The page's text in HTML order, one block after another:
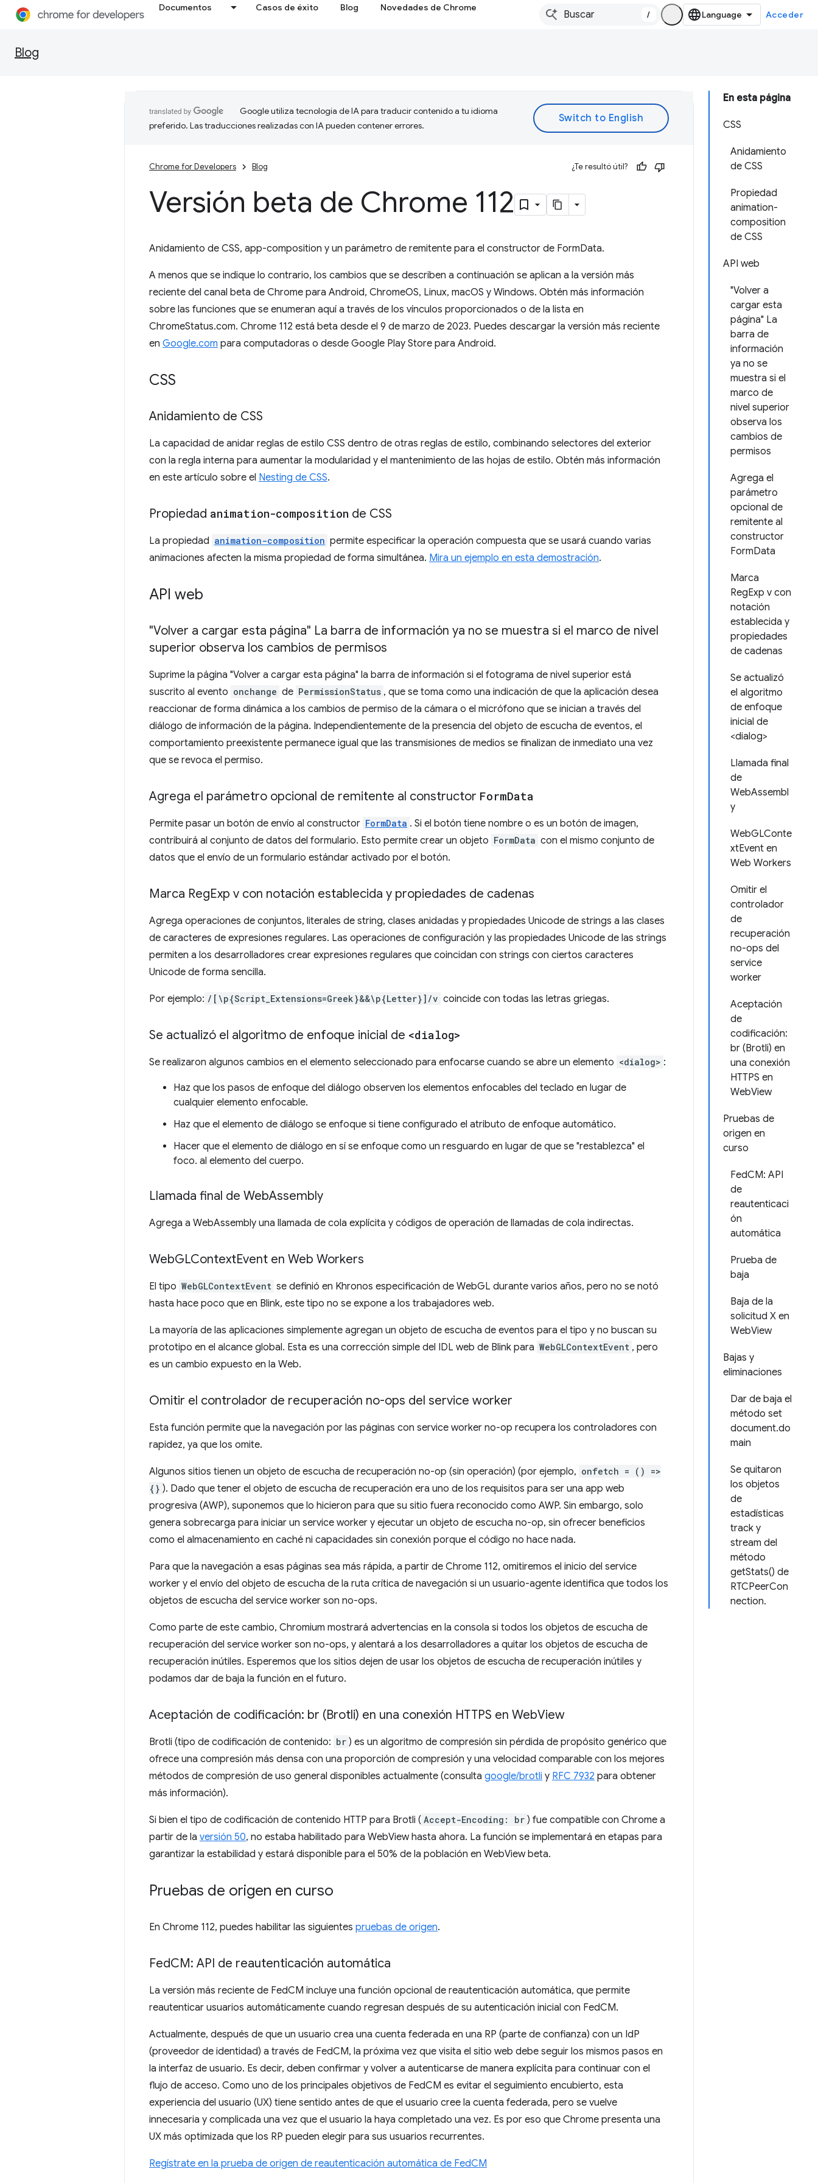
Documentos Casos de éxito Blog Novedades de Chrome
/ Acceder
Blog
En esta página
CSS
Anidamiento
de CSS
Propiedad
animation-
composition
de CSS
API web
"Volver a
cargar esta
página" La
barra de
información
ya no se
muestra si el
marco de
nivel superior
observa los
cambios de
permisos
Agrega el
parámetro
opcional de
remitente al
constructor
FormData
Marca
RegExp v con
notación
establecida y
propiedades
de cadenas
Se actualizó
el algoritmo
de enfoque
inicial de
<dialog>
Llamada final
de
WebAssembl
y
WebGLConte
xtEvent en
Web Workers
Omitir el
controlador
de
recuperación
no-ops del
service
worker
Aceptación
de
codificación:
br (Brotli) en
una conexión
HTTPS en
WebView
Pruebas de
origen en
curso
FedCM: API
de
reautenticaci
ón
automática
Prueba de
baja
Baja de la
solicitud X en
WebView
Bajas y
eliminaciones
Dar de baja el
método set
document.do
main
Se quitaron
los objetos
de
estadísticas
track y
stream del
método
getStats() de
RTCPeerCon
nection.
Google utiliza tecnología de IA para traducir contenido a tu idioma
preferido. Las traducciones realizadas con IA pueden contener errores.
Chrome for Developers Blog ¿Te resultó útil?
Versión beta de Chrome 112
Anidamiento de CSS, app-composition y un parámetro de remitente para el constructor de FormData.
A menos que se indique lo contrario, los cambios que se describen a continuación se aplican a la versión más
reciente del canal beta de Chrome para Android, ChromeOS, Linux, macOS y Windows. Obtén más información
sobre las funciones que se enumeran aquí a través de los vínculos proporcionados o de la lista en
ChromeStatus.com. Chrome 112 está beta desde el 9 de marzo de 2023. Puedes descargar la versión más reciente
en Google.com para computadoras o desde Google Play Store para Android.
CSS
Anidamiento de CSS
La capacidad de anidar reglas de estilo CSS dentro de otras reglas de estilo, combinando selectores del exterior
con la regla interna para aumentar la modularidad y el mantenimiento de las hojas de estilo. Obtén más información
en este artículo sobre el Nesting de CSS.
Propiedad animation-composition de CSS
La propiedad animation-composition permite especificar la operación compuesta que se usará cuando varias
animaciones afecten la misma propiedad de forma simultánea. Mira un ejemplo en esta demostración.
API web
"Volver a cargar esta página" La barra de información ya no se muestra si el marco de nivel
superior observa los cambios de permisos
Suprime la página "Volver a cargar esta página" la barra de información si el fotograma de nivel superior está
suscrito al evento onchange de PermissionStatus , que se toma como una indicación de que la aplicación desea
reaccionar de forma dinámica a los cambios de permiso de la cámara o el micrófono que se inician a través del
diálogo de información de la página. Independientemente de la presencia del objeto de escucha de eventos, el
comportamiento preexistente permanece igual que las transmisiones de medios se finalizan de inmediato una vez
que se revoca el permiso.
Agrega el parámetro opcional de remitente al constructor FormData
Permite pasar un botón de envío al constructor FormData . Si el botón tiene nombre o es un botón de imagen,
contribuirá al conjunto de datos del formulario. Esto permite crear un objeto FormData con el mismo conjunto de
datos que el envío de un formulario estándar activado por el botón.
Marca RegExp v con notación establecida y propiedades de cadenas
Agrega operaciones de conjuntos, literales de string, clases anidadas y propiedades Unicode de strings a las clases
de caracteres de expresiones regulares. Las operaciones de configuración y las propiedades Unicode de las strings
permiten a los desarrolladores crear expresiones regulares que coincidan con strings con ciertos caracteres
Unicode de forma sencilla.
Por ejemplo: /[\p{Script_Extensions=Greek}&&\p{Letter}]/v coincide con todas las letras griegas.
Se actualizó el algoritmo de enfoque inicial de <dialog>
Se realizaron algunos cambios en el elemento seleccionado para enfocarse cuando se abre un elemento <dialog> :
Haz que los pasos de enfoque del diálogo observen los elementos enfocables del teclado en lugar de
cualquier elemento enfocable.
Haz que el elemento de diálogo se enfoque si tiene configurado el atributo de enfoque automático.
Hacer que el elemento de diálogo en sí se enfoque como un resguardo en lugar de que se "restablezca" el
foco. al elemento del cuerpo.
Llamada final de WebAssembly
Agrega a WebAssembly una llamada de cola explícita y códigos de operación de llamadas de cola indirectas.
WebGLContextEvent en Web Workers
El tipo WebGLContextEvent se definió en Khronos especificación de WebGL durante varios años, pero no se notó
hasta hace poco que en Blink, este tipo no se expone a los trabajadores web.
La mayoría de las aplicaciones simplemente agregan un objeto de escucha de eventos para el tipo y no buscan su
prototipo en el alcance global. Esta es una corrección simple del IDL web de Blink para WebGLContextEvent , pero
es un cambio expuesto en la Web.
Omitir el controlador de recuperación no-ops del service worker
Esta función permite que la navegación por las páginas con service worker no-op recupera los controladores con
rapidez, ya que los omite.
Algunos sitios tienen un objeto de escucha de recuperación no-op (sin operación) (por ejemplo, onfetch = () =>
{} ). Dado que tener el objeto de escucha de recuperación era uno de los requisitos para ser una app web
progresiva (AWP), suponemos que lo hicieron para que su sitio fuera reconocido como AWP. Sin embargo, solo
genera sobrecarga para iniciar un service worker y ejecutar un objeto de escucha no-op, sin ofrecer beneficios
como el almacenamiento en caché ni capacidades sin conexión porque el código no hace nada.
Para que la navegación a esas páginas sea más rápida, a partir de Chrome 112, omitiremos el inicio del service
worker y el envío del objeto de escucha de la ruta crítica de navegación si un usuario-agente identifica que todos los
objetos de escucha del service worker son no-ops.
Como parte de este cambio, Chromium mostrará advertencias en la consola si todos los objetos de escucha de
recuperación del service worker son no-ops, y alentará a los desarrolladores a quitar los objetos de escucha de
recuperación inútiles. Esperemos que los sitios dejen de usar los objetos de escucha de recuperación inútiles y
podamos dar de baja la función en el futuro.
Aceptación de codificación: br (Brotli) en una conexión HTTPS en WebView
Brotli (tipo de codificación de contenido: br ) es un algoritmo de compresión sin pérdida de propósito genérico que
ofrece una compresión más densa con una proporción de compresión y una velocidad comparable con los mejores
métodos de compresión de uso general disponibles actualmente (consulta google/brotli y RFC 7932 para obtener
más información).
Si bien el tipo de codificación de contenido HTTP para Brotli ( Accept-Encoding: br ) fue compatible con Chrome a
partir de la versión 50, no estaba habilitado para WebView hasta ahora. La función se implementará en etapas para
garantizar la estabilidad y estará disponible para el 50% de la población en WebView beta.
Pruebas de origen en curso
En Chrome 112, puedes habilitar las siguientes pruebas de origen.
FedCM: API de reautenticación automática
La versión más reciente de FedCM incluye una función opcional de reautenticación automática, que permite
reautenticar usuarios automáticamente cuando regresan después de su autenticación inicial con FedCM.
Actualmente, después de que un usuario crea una cuenta federada en una RP (parte de confianza) con un IdP
(proveedor de identidad) a través de FedCM, la próxima vez que visita el sitio web debe seguir los mismos pasos en
la interfaz de usuario. Es decir, deben confirmar y volver a autenticarse de manera explícita para continuar con el
flujo de acceso. Como uno de los principales objetivos de FedCM es evitar el seguimiento encubierto, esta
experiencia del usuario (UX) tiene sentido antes de que el usuario cree la cuenta federada, pero se vuelve
innecesaria y complicada una vez que el usuario la haya completado una vez. Es por eso que Chrome presenta una
UX más optimizada que los RP pueden elegir para sus usuarios recurrentes.
Regístrate en la prueba de origen de reautenticación automática de FedCM